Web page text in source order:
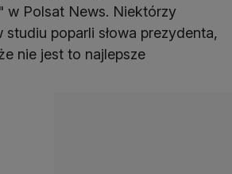
w Polsat News. Niektórzy
poparli słowa prezydenta,
nie jest to najlepsze